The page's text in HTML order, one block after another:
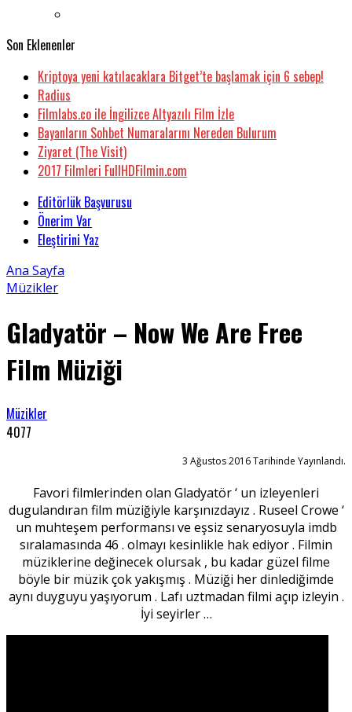
Son Eklenenler
Kriptoya yeni katılacaklara Bitget’te başlamak için 6 sebep!
Radius
Filmlabs.co ile İngilizce Altyazılı Film İzle
Bayanların Sohbet Numaralarını Nereden Bulurum
Ziyaret (The Visit)
2017 Filmleri FullHDFilmin.com
Editörlük Başvurusu
Önerim Var
Eleştirini Yaz
Ana Sayfa
Müzikler
Gladyatör – Now We Are Free
Film Müziği
Müzikler
4077
3 Ağustos 2016 Tarihinde Yayınlandı.
Favori filmlerinden olan Gladyatör ‘ un izleyenleri
dugulandıran film müziğiyle karşınızdayız . Ruseel Crowe ‘
un muhteşem performansı ve eşsiz senaryosuyla imdb
sıralamasında 46 . olmayı kesinlikle hak ediyor . Filmin
müziklerine değinecek olursak , bu kadar güzel filme
böyle bir müzik çok yakışmış . Müziği her dinlediğimde
aynı duyguyu yaşıyorum . Lafı uztmadan filmi açıp izleyin .
İyi seyirler …